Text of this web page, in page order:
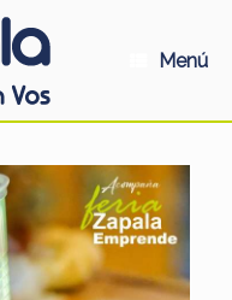
Menú